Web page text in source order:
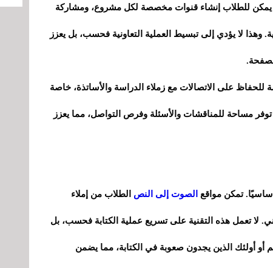
يمكن للطلاب إنشاء قنوات مخصصة لكل مشروع، ومشاركة
وهذا لا يؤدي إلى تبسيط العملية التعاونية فحسب، بل يعزز
على الاتصالات مع زملاء الدراسة والأساتذة، خاصة
مساحة للمناقشات والأسئلة وفرص التواصل، مما يعزز
تمكن مواقع الصوت إلى النص الطلاب من إملاء
لا تعمل هذه التقنية على تسريع عملية الكتابة فحسب، بل
أو أولئك الذين يجدون صعوبة في الكتابة، مما يضمن